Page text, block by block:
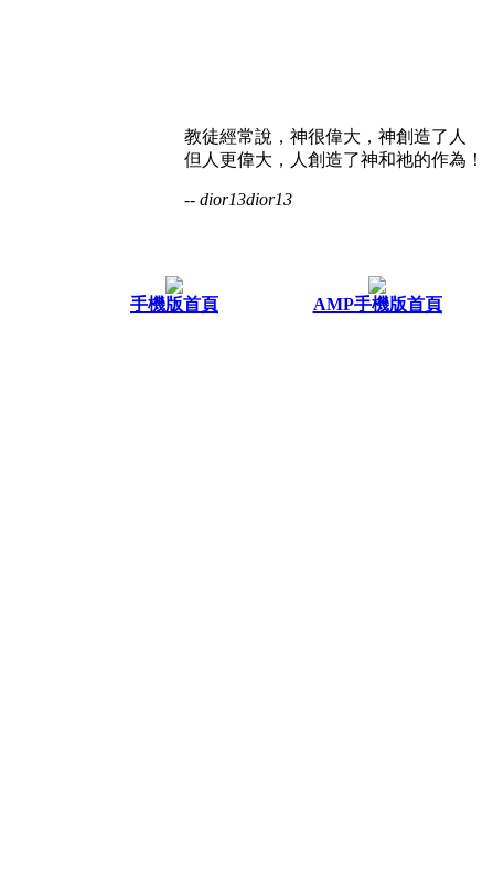
教徒經常說，神很偉大，神創造了人
但人更偉大，人創造了神和祂的作為！
-- dior13dior13
手機版首頁 AMP手機版首頁